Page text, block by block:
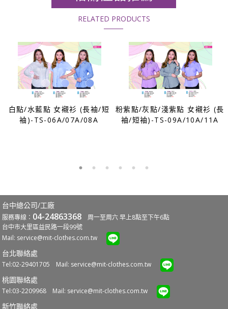
RELATED PRODUCTS
白點/水藍點 女襯衫 (長袖/短
袖)-TS-06A/07A/08A
粉紫點/灰點/淺紫點 女襯衫 (長
袖/短袖)-TS-09A/10A/11A
台中總公司/工廠
服務專線： 04-24863368 周一至周六 早上8點至下午6點
台中市大里區益民路一段99號
Mail: service@mit-clothes.com.tw
台北聯絡處
Tel:02-29401705 Mail: service@mit-clothes.com.tw
桃園聯絡處
Tel:03-2209968 Mail: service@mit-clothes.com.tw
新竹聯絡處